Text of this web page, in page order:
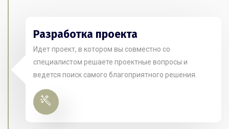
Разработка проекта
Идет проект, в котором вы совместно со
специалистом решаете проектные вопросы и
ведется поиск самого благоприятного решения.